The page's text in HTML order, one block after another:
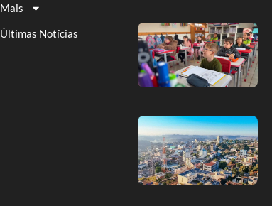
Mais
Últimas Notícias